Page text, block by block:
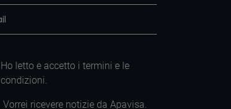
Ho letto e accetto i termini e le
condizioni
Vorrei ricevere notizie da Apavisa.